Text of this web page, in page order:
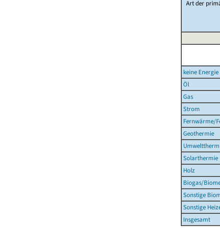
Art der
keine
Öl
Gas
Strom
Fernwärme/
Geothermie
Solarthermie
Holz
Biogas/
Sonstige
Sonstige
Insgesamt